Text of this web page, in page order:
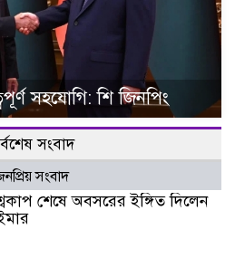
সহযোগি: শি জিনপিং
সংবাদ
সংবাদ
শেষে অবসরের ইঙ্গিত দিলেন